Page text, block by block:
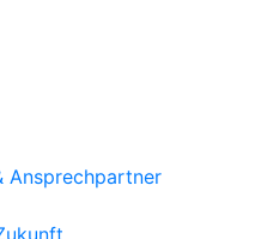
Ansprechpartner